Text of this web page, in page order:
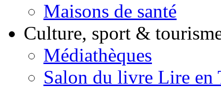
Maisons de santé
Culture, sport &
Médiathèques
Salon du livre Lire en